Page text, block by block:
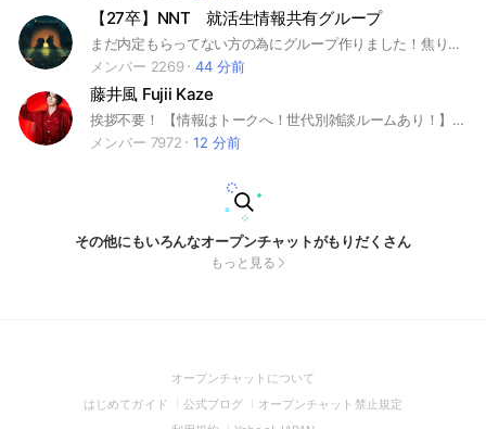
【27卒】NNT 就活生情報共有グループ
まだ内定もらってない方の為にグループ作りました！焦りや不安あると思います！皆様で乗り越えていきましょう！
メンバー 2269
44 分前
藤井風 Fujii Kaze
挨拶不要！ 【情報はトークへ！世代別雑談ルームあり！】 最新情報,貴重な情報,映像,画像をどこよりも早く! ⚠入室後、必ずノートにあるルールと雑談部屋を見てから始めてください！ 藤井風
メンバー 7972
12 分前
その他にもいろんなオープンチャットがもりだくさん
もっと見る
オープンチャットについて
in
はじめてガイド
(Open
in
公式ブログ
(Open
in
オープンチャット禁止規定(Open